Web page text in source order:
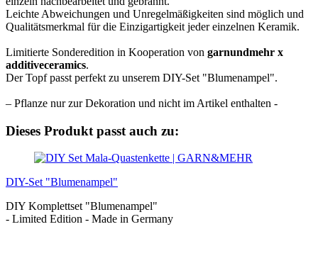
Leichte Abweichungen und Unregelmäßigkeiten sind möglich und
Qualitätsmerkmal für die Einzigartigkeit jeder einzelnen Keramik.
Limitierte Sonderedition in Kooperation von garnundmehr x
additiveceramics.
Der Topf passt perfekt zu unserem DIY-Set "Blumenampel".
– Pflanze nur zur Dekoration und nicht im Artikel enthalten -
Dieses Produkt passt auch zu:
DIY-Set "Blumenampel"
DIY Komplettset "Blumenampel"
- Limited Edition - Made in Germany